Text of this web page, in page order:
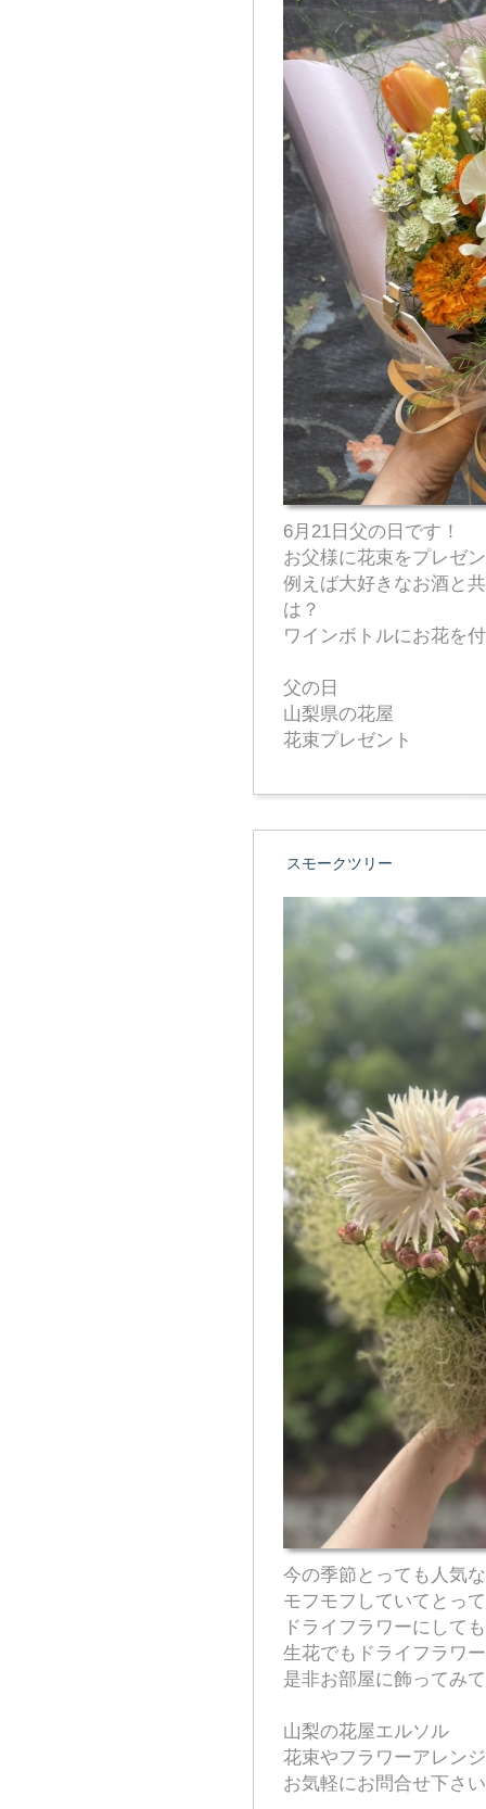
6月21日父の日です！
お父様に花束をプレゼ
例えば大好きなお酒と
は？
ワインボトルにお花を
父の日
山梨県の花屋
花束プレゼント
スモークツリー
今の季節とっても人気
モフモフしていてとっ
ドライフラワーにして
生花でもドライフラワ
是非お部屋に飾ってみ
山梨の花屋エルソル
花束やフラワーアレン
お気軽にお問合せ下さ